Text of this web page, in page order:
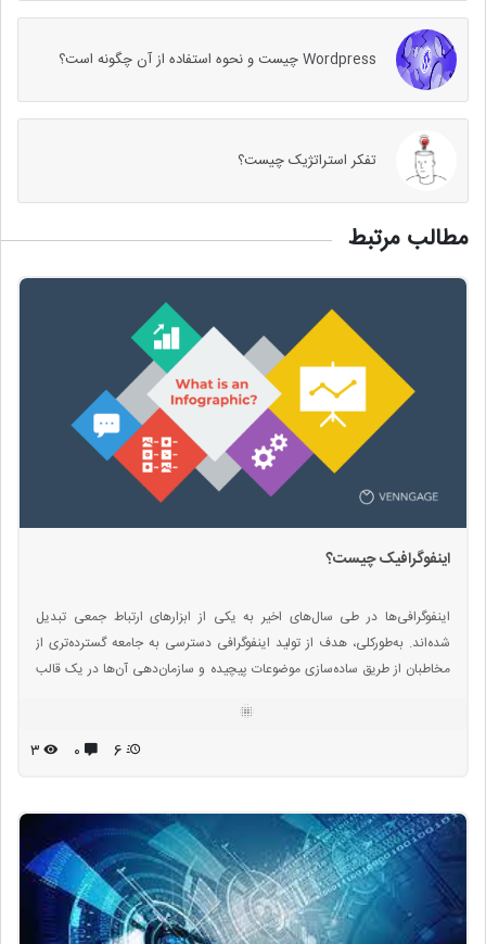
Wordpress چیست و نحوه استفاده از آن چگونه است؟
تفکر استراتژیک چیست؟
مطالب مرتبط
اینفوگرافیک چیست؟
اینفوگرافی‌ها در طی سال‌های اخیر به یکی از ابزارهای ارتباط جمعی تبدیل
شده‌اند. به‌طورکلی، هدف از تولید اینفوگرافی دسترسی به جامعه گسترده‌تری از
مخاطبان از طریق ساده‌سازی موضوعات پیچیده و سازمان‌دهی آن‌ها در یک قالب
این نوع از محتوا روز به روز محبوب‌تر شده و بیشتر در اینترنت و شبکه‌های
6 ۰ ۳